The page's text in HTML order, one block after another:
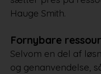
Hauge Smith.
Fornybare
Selvom en del af
og genanvendelse,